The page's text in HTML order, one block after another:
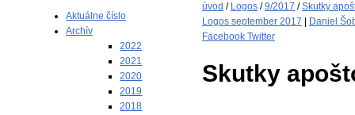
Aktuálne číslo
Archív
2022
2021
2020
2019
2018
úvod / Logos /9/2017 /Skutky
Logos september 2017
Daniel
Facebook Twitter
Skutky